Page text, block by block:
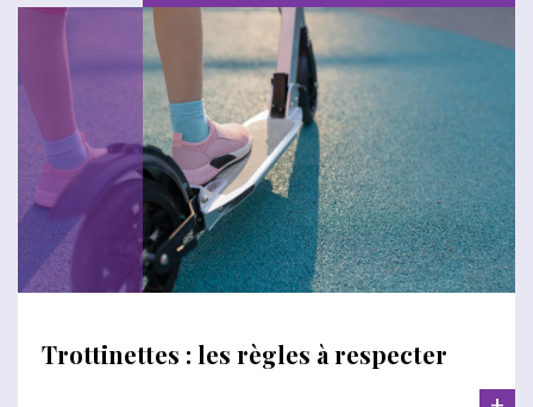
Trottinettes : les règles à respecter